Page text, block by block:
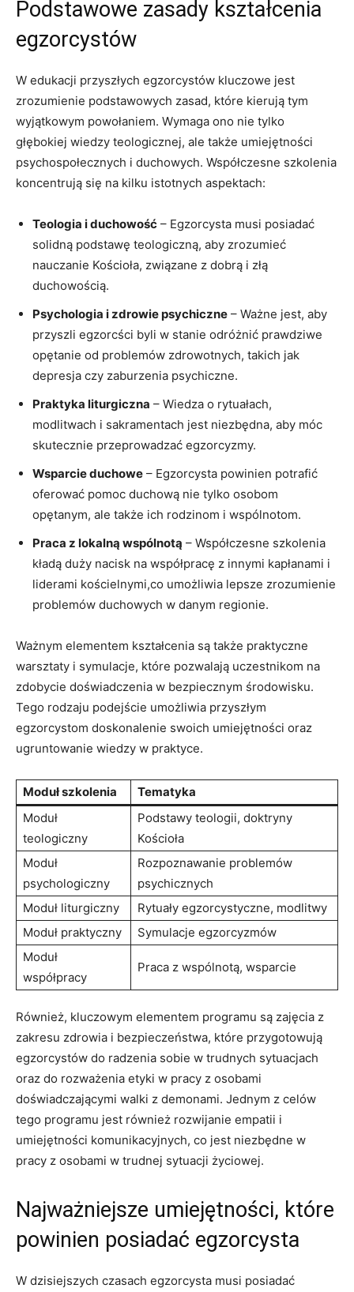
Podstawowe zasady kształcenia
egzorcystów
W edukacji przyszłych egzorcystów kluczowe jest
zrozumienie ⁤podstawowych ‍zasad, które kierują tym
wyjątkowym‍ powołaniem. ⁤Wymaga ono nie tylko
głębokiej wiedzy teologicznej, ale także umiejętności
psychospołecznych ‍i duchowych. Współczesne szkolenia
koncentrują się ⁣na kilku istotnych aspektach:
Teologia i duchowość ‌– Egzorcysta musi posiadać
solidną podstawę⁣ teologiczną, aby zrozumieć
‍nauczanie Kościoła, ⁤związane z dobrą i złą
duchowością.
Psychologia i zdrowie‌ psychiczne –⁢ Ważne ⁤jest,⁣ aby
przyszli egzorcści byli ⁤w stanie odróżnić ⁣prawdziwe
⁣opętanie⁤ od problemów⁣ zdrowotnych, takich jak⁣
depresja ⁢czy ⁣zaburzenia psychiczne.
Praktyka liturgiczna – Wiedza o ‍rytuałach,
modlitwach i sakramentach ‍jest niezbędna, aby móc
skutecznie‍ przeprowadzać egzorcyzmy.
Wsparcie ‍duchowe – Egzorcysta powinien ‌potrafić
oferować pomoc‌ duchową‌ nie tylko osobom
⁤opętanym, ​ale także ich rodzinom i ⁤wspólnotom.
Praca z lokalną wspólnotą – Współczesne szkolenia
kładą duży nacisk na ⁣współpracę z ⁣innymi kapłanami i
liderami kościelnymi,co umożliwia lepsze zrozumienie
problemów duchowych w danym regionie.
Ważnym ‍elementem kształcenia są także praktyczne
‌warsztaty i symulacje,⁣ które pozwalają uczestnikom ‍na
⁤zdobycie doświadczenia w bezpiecznym środowisku.
Tego ‍rodzaju podejście umożliwia przyszłym
egzorcystom ‍doskonalenie ⁤swoich umiejętności oraz
ugruntowanie ‍wiedzy w praktyce.
Moduł szkolenia
Tematyka
Moduł
teologiczny
Podstawy teologii, doktryny
Kościoła
Moduł
psychologiczny
Rozpoznawanie problemów
psychicznych
Moduł liturgiczny
Rytuały ⁣egzorcystyczne, modlitwy
Moduł​ praktyczny
Symulacje egzorcyzmów
Moduł⁣
współpracy
Praca z wspólnotą, wsparcie
Również, kluczowym elementem programu są zajęcia​ z
⁣zakresu zdrowia i bezpieczeństwa, które⁣ przygotowują
egzorcystów do radzenia sobie w trudnych sytuacjach
oraz do rozważenia etyki w pracy z osobami
doświadczającymi walki z demonami. ‍Jednym z⁣ celów
tego programu​ jest również rozwijanie empatii ‍i
umiejętności⁣ komunikacyjnych, co jest‌ niezbędne w
pracy z osobami w trudnej⁤ sytuacji‌ życiowej.
Najważniejsze umiejętności, które
powinien ⁤posiadać egzorcysta
W dzisiejszych czasach egzorcysta musi⁤ posiadać